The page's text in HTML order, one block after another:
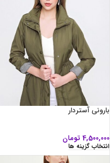
بارونی آستردار
4,500,000 تومان
انتخاب گزینه ها